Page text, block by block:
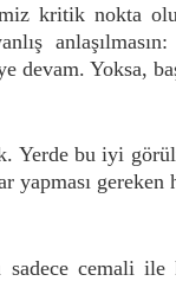
kritik nokta
devam. Yoksa,
Yerde bu iyi
yapması gereken
sadece cemali ile